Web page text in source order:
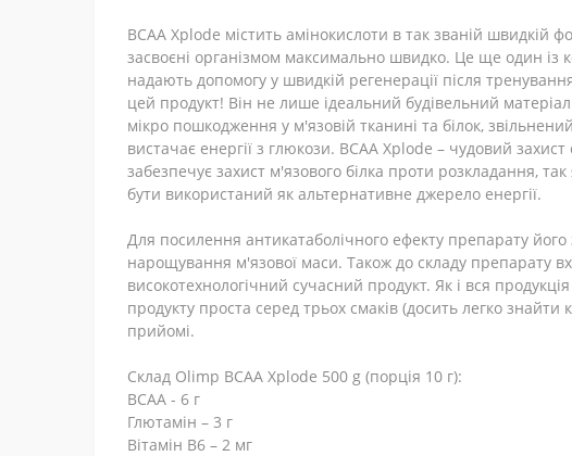
BCAA Xplode містить амінокислоти в так званій
засвоєні організмом максимально швидко. Це ще один із
надають допомогу у швидкій регенерації після
цей продукт! Він не лише ідеальний будівельний
мікро пошкодження у м'язовій тканині та білок,
вистачає енергії з глюкози. BCAA Xplode – чудовий
забезпечує захист м'язового білка проти розкладання,
бути використаний як альтернативне джерело енергії.
Для посилення антикатаболічного ефекту препарату
нарощування м'язової маси. Також до складу препарату
високотехнологічний сучасний продукт. Як і вся
продукту проста серед трьох смаків (досить легко
прийомі.
Склад Olimp BCAA Xplode 500 g (порція 10 г):
BCAA - 6 г
Глютамін – 3 г
Вітамін B6 – 2 мг